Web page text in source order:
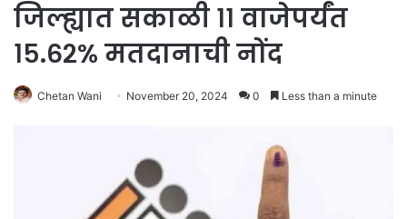
जिल्ह्यात सकाळी ११ वाजेपर्यंत
१५.६२% मतदानाची नोंद
Chetan Wani November 20, 2024 0 Less than a minute